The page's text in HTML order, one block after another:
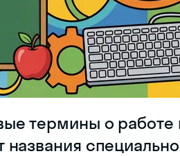
термины о
названия